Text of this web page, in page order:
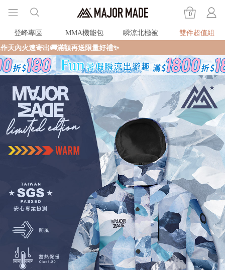
0
登峰專區 MMA機能包 瞬涼北極被
雙件超值組